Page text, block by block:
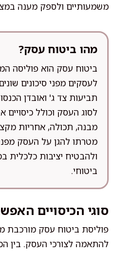
משמעותיים ולספק מענה
מהו ביטוח עסק?
ביטוח עסק הוא פוליסה
לעסקים מפני סיכונים
תביעות צד ג' ואובדן
לסוג העסק וכולל כיסויים
מבנה, תכולה, אחריות
מטרתו להגן על העסק
ולהבטיח יציבות כלכלית
ביטוחי.
סוגי הכיסויים
פוליסת ביטוח עסק מורכבת
להתאמה לצורכי העסק. בין